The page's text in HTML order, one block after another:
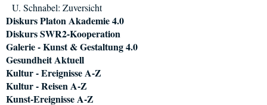
U. Schnabel: Zuversicht
Diskurs Platon Akademie 4.0
Diskurs SWR2-Kooperation
Galerie - Kunst & Gestaltung 4.0
Gesundheit Aktuell
Kultur - Ereignisse A-Z
Kultur - Reisen A-Z
Kunst-Ereignisse A-Z